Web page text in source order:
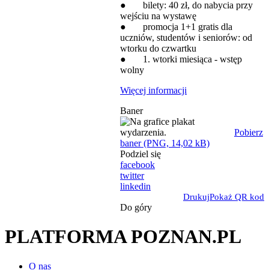
● bilety: 40 zł, do nabycia przy
wejściu na wystawę
● promocja 1+1 gratis dla
uczniów, studentów i seniorów: od
wtorku do czwartku
● 1. wtorki miesiąca - wstęp
wolny
Więcej informacji
Baner
Pobierz
baner (PNG, 14,02 kB)
Podziel się
facebook
twitter
linkedin
DrukujPokaż QR kod
Do góry
PLATFORMA POZNAN.PL
O nas